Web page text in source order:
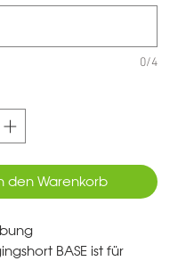
0/4
den Warenkorb
BASE ist für